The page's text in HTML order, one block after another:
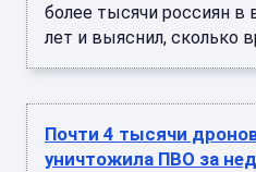
более тысячи россиян в
лет и выяснил, сколько
Почти 4 тысячи
уничтожила ПВО за